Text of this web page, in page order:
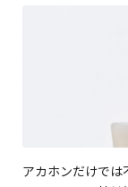
アカホンだけでは